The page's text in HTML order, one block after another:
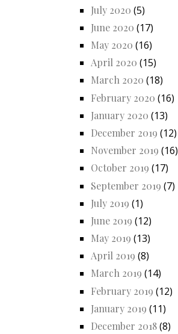
July 2020 (5)
June 2020 (17)
May 2020 (16)
April 2020 (15)
March 2020 (18)
February 2020 (16)
January 2020 (13)
December 2019 (12)
November 2019 (16)
October 2019 (17)
September 2019 (7)
July 2019 (1)
June 2019 (12)
May 2019 (13)
April 2019 (8)
March 2019 (14)
February 2019 (12)
January 2019 (11)
December 2018(8)